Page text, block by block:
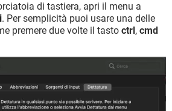
di tastiera, apri il menu a
. Per semplicità puoi usare una delle
premere due volte il tasto ctrl, cmd